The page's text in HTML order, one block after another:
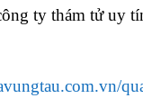
ty thám tử uy